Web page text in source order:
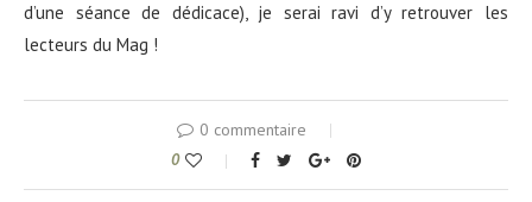
d’une séance de dédicace), je serai ravi d’y retrouver les
lecteurs du Mag !
0 commentaire
0